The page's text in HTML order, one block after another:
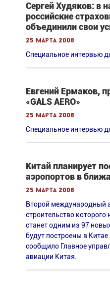
Сергей Худяков: в
российские
объединили свои
25 марта 2008
Специальное интервью
Евгений Ермаков,
«GALS AERO»
25 марта 2008
Специальное интервью
Китай планирует
аэропортов в
25 марта 2008
Второй международный
строительство которого
станет одним из 97
будут построены в
сообщило Главное
авиации Китая.